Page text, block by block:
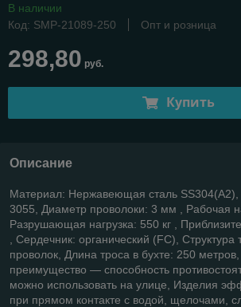
В наличии
Код: SMP-21089-250
Опт и розница
298,80 руб.
Купить
Описание
Материал: Нержавеющая сталь SS304(А2),
3055, Диаметр проволоки: 3 мм , Рабочая
Разрушающая нагрузка: 550 кг ,
, Сердечник: органический (FC),
проволок, Длина троса в бухте: 250
преимущество — способность
можно использовать на улице, Изделия
при прямом контакте с водой, щелочами,